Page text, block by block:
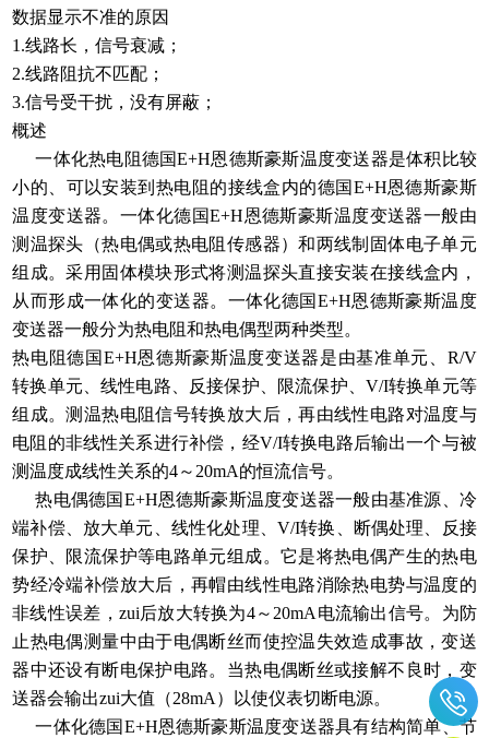
数据显示不准的原因
1.线路长，信号衰减；
2.线路阻抗不匹配；
3.信号受干扰，没有屏蔽；
概述
一体化热电阻德国E+H恩德斯豪斯温度变送器是体积比较
小的、可以安装到热电阻的接线盒内的德国E+H恩德斯豪斯
温度变送器。一体化德国E+H恩德斯豪斯温度变送器一般由
测温探头（热电偶或热电阻传感器）和两线制固体电子单元
组成。采用固体模块形式将测温探头直接安装在接线盒内，
从而形成一体化的变送器。一体化德国E+H恩德斯豪斯温度
变送器一般分为热电阻和热电偶型两种类型。
热电阻德国E+H恩德斯豪斯温度变送器是由基准单元、R/V
转换单元、线性电路、反接保护、限流保护、V/I转换单元等
组成。测温热电阻信号转换放大后，再由线性电路对温度与
电阻的非线性关系进行补偿，经V/I转换电路后输出一个与被
测温度成线性关系的4～20mA的恒流信号。
热电偶德国E+H恩德斯豪斯温度变送器一般由基准源、冷
端补偿、放大单元、线性化处理、V/I转换、断偶处理、反接
保护、限流保护等电路单元组成。它是将热电偶产生的热电
势经冷端补偿放大后，再帽由线性电路消除热电势与温度的
非线性误差，zui后放大转换为4～20mA电流输出信号。为防
止热电偶测量中由于电偶断丝而使控温失效造成事故，变送
器中还设有断电保护电路。当热电偶断丝或接解不良时，变
送器会输出zui大值（28mA）以使仪表切断电源。
一体化德国E+H恩德斯豪斯温度变送器具有结构简单、节